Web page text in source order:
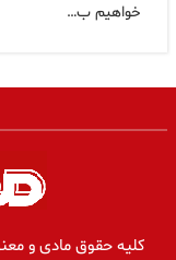
خواهیم ب…
کلیه حقوق مادی و